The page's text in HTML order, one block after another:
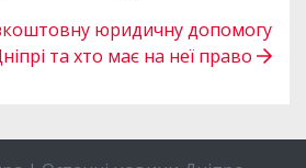
юридичну допомогу
та хто має на неї право